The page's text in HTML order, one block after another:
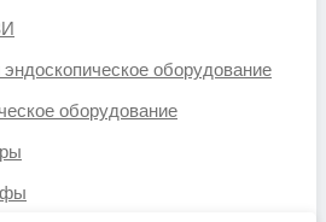
оборудование
оборудование